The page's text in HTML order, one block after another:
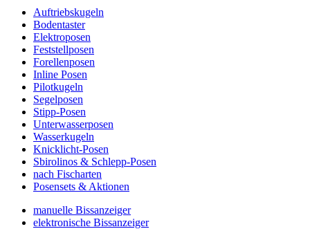
Auftriebskugeln
Bodentaster
Elektroposen
Feststellposen
Forellenposen
Inline Posen
Pilotkugeln
Segelposen
Stipp-Posen
Unterwasserposen
Wasserkugeln
Knicklicht-Posen
Sbirolinos & Schlepp-Posen
nach Fischarten
Posensets & Aktionen
manuelle Bissanzeiger
elektronische Bissanzeiger